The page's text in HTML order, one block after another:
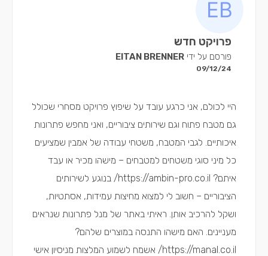
פרויקט חדש
פורסם על ידי EITAN BRENNER
09/12/24
היי לכולם, אני כרגע עובד על שיפוץ פרויקט מסחרי שכולל
גם מטבח פתוח וגם שירותים ציבוריים, ואני מחפש פתרונות
איכותיים. לגבי המטבח, משטחי עבודה של אמבין שמציעים
כל מיני סוגי משטחים למטבחים – מישהו מכיר או עבד
איתם? https://ambin-pro.co.il/ בנוגע לשירותים
הציבוריים – חשוב לי למצוא מחיצות עמידות, אסתטיות,
ושקל להרכיב אותן. ראיתי באתר של מנל פתרונות שנראים
מעניינים. האם מישהו התנסה במוצרים שלהם?
https://manal.co.il/ אשמח לשמוע המלצות מניסיון אישי